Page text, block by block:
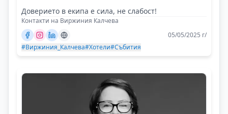
Доверието в екипа е сила, не слабост!
Контакти на Виржиния Калчева
05/05/2025 г/
#Виржиния_Калчева#Хотели#Събития